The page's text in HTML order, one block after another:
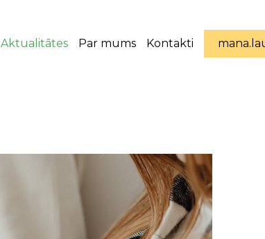
Aktualitātes Par mums Kontakti